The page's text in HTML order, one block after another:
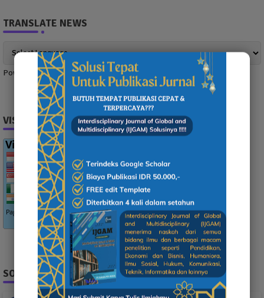
TRANSLATE NEWS
Powered by Translate
VISITOR
SOCIAL PLUGIN